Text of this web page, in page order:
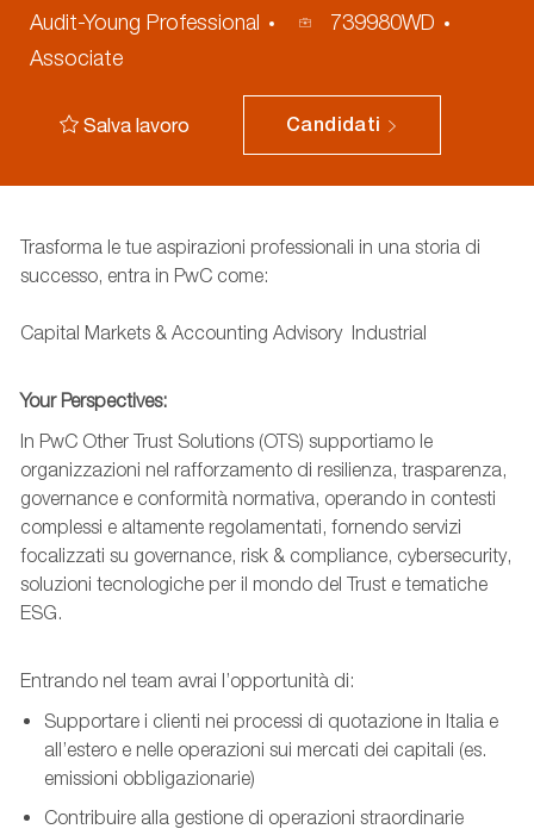
Audit-Young Professional
ID
739980WD
Associate
Salva lavoro Candidati
Trasforma le tue aspirazioni professionali in una storia di
successo, entra in PwC come:
Capital Markets & Accounting Advisory Industrial
Your Perspectives:
In PwC Other Trust Solutions (OTS) supportiamo le
organizzazioni nel rafforzamento di resilienza, trasparenza,
governance e conformità normativa, operando in contesti
complessi e altamente regolamentati, fornendo servizi
focalizzati su governance, risk & compliance, cybersecurity,
soluzioni tecnologiche per il mondo del Trust e tematiche
ESG.
Entrando nel team avrai l’opportunità di:
Supportare i clienti nei processi di quotazione in Italia e
all’estero e nelle operazioni sui mercati dei capitali (es.
emissioni obbligazionarie)
Contribuire alla gestione di operazioni straordinarie